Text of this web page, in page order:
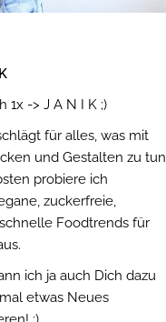
1x -> J A N I K ;)
für alles, was mit
und Gestalten zu tun
probiere ich
zuckerfreie,
Foodtrends für
ich ja auch Dich dazu
etwas Neues